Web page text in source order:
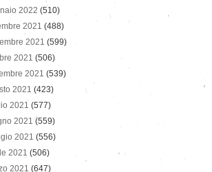
2022 (510)
2021 (488)
2021 (599)
2021 (506)
2021 (539)
2021 (423)
2021 (577)
2021(559)
2021 (556)
2021 (506)
2021 (647)